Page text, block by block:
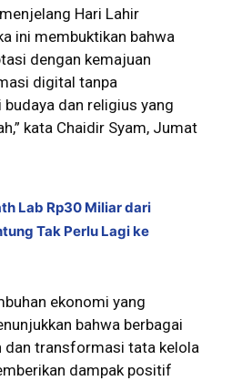
Hari Lahir
ini membuktikan bahwa
dengan kemajuan
digital tanpa
dan religius yang
kata Chaidir Syam, Jumat
Lab Rp30 Miliar dari
Tak Perlu Lagi ke
ekonomi yang
bahwa berbagai
dan transformasi tata kelola
dampak positif